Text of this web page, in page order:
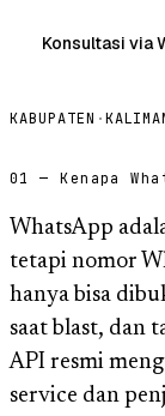
Konsultasi via
KABUPATEN ·
01 — Kenapa
WhatsApp
tetapi nomor
hanya bisa
saat blast, dan
API resmi
service dan